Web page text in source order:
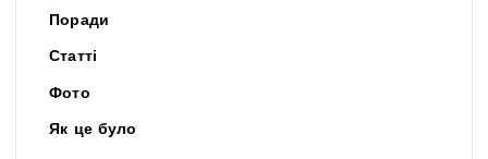
Поради
Статті
Фото
Як це було